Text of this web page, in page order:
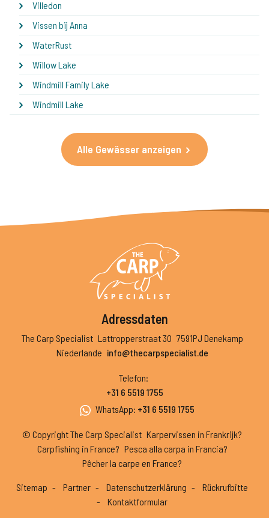
Villedon
Vissen bij Anna
WaterRust
Willow Lake
Windmill Family Lake
Windmill Lake
Alle Gewässer anzeigen
Adressdaten
The Carp Specialist Lattropperstraat 30 7591PJ Denekamp
Niederlande info@thecarpspecialist.de
Telefon:
+31 6 5519 1755
WhatsApp: +31 6 5519 1755
© Copyright The Carp Specialist Karpervissen in Frankrijk?
Carpfishing in France? Pesca alla carpa in Francia?
Pêcher la carpe en France?
Sitemap Partner Datenschutzerklärung
Rückrufbitte
Kontaktformular